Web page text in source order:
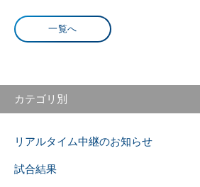
一覧へ
カテゴリ別
リアルタイム中継のお知らせ
試合結果